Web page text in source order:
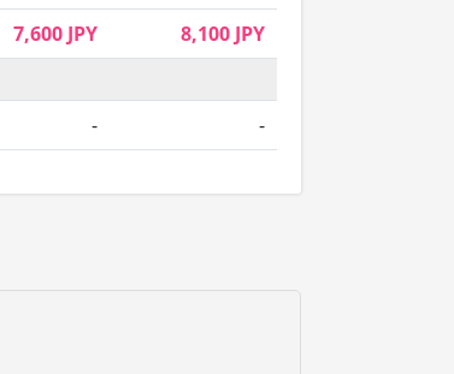
7,600 JPY
8,100 JPY
- -